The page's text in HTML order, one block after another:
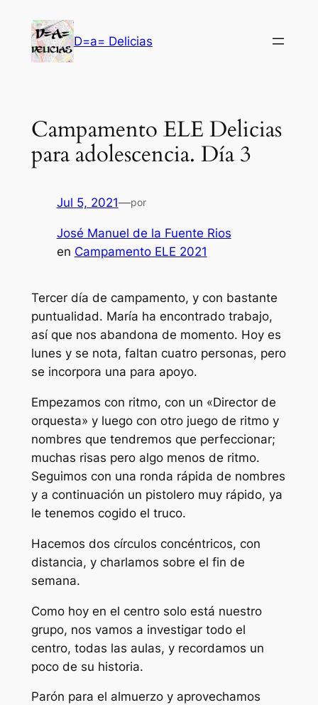
contenido
D=a= Delicias
Campamento ELE Delicias
para adolescencia. Día 3
Jul 5, 2021—por
José Manuel de la Fuente Rios
en Campamento ELE 2021
Tercer día de campamento, y con bastante
puntualidad. María ha encontrado trabajo,
así que nos abandona de momento. Hoy es
lunes y se nota, faltan cuatro personas, pero
se incorpora una para apoyo.
Empezamos con ritmo, con un «Director de
orquesta» y luego con otro juego de ritmo y
nombres que tendremos que perfeccionar;
muchas risas pero algo menos de ritmo.
Seguimos con una ronda rápida de nombres
y a continuación un pistolero muy rápido, ya
le tenemos cogido el truco.
Hacemos dos círculos concéntricos, con
distancia, y charlamos sobre el fin de
semana.
Como hoy en el centro solo está nuestro
grupo, nos vamos a investigar todo el
centro, todas las aulas, y recordamos un
poco de su historia.
Parón para el almuerzo y aprovechamos